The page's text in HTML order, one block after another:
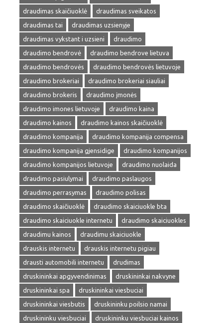
draudimas skaičiuoklė
draudimas sveikatos
draudimas tai
draudimas uzsienyje
draudimas vykstant i uzsieni
draudimo
draudimo bendrovė
draudimo bendrove lietuva
draudimo bendrovės
draudimo bendrovės lietuvoje
draudimo brokeriai
draudimo brokeriai siauliai
draudimo brokeris
draudimo įmonės
draudimo imones lietuvoje
draudimo kaina
draudimo kainos
draudimo kainos skaičiuoklė
draudimo kompanija
draudimo kompanija compensa
draudimo kompanija gjensidige
draudimo kompanijos
draudimo kompanijos lietuvoje
draudimo nuolaida
draudimo pasiulymai
draudimo paslaugos
draudimo perrasymas
draudimo polisas
draudimo skaičiuoklė
draudimo skaiciuokle bta
draudimo skaiciuokle internetu
draudimo skaiciuokles
draudimu kainos
draudimu skaiciuokle
drauskis internetu
drauskis internetu pigiau
drausti automobili internetu
drudimas
druskininkai apgyvendinimas
druskininkai nakvyne
druskininkai spa
druskininkai viesbuciai
druskininkai viesbutis
druskininku poilsio namai
druskininku viesbuciai
druskininku viesbuciai kainos